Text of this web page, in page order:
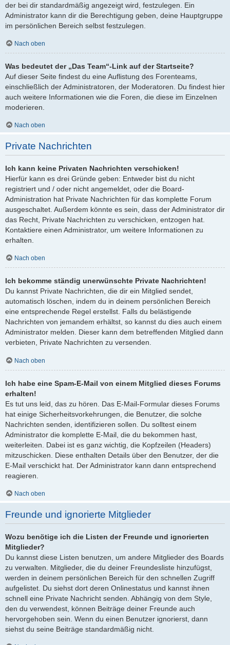
der bei dir standardmäßig angezeigt wird, festzulegen. Ein
Administrator kann dir die Berechtigung geben, deine Hauptgruppe
im persönlichen Bereich selbst festzulegen.
Nach oben
Was bedeutet der „Das Team“-Link auf der Startseite?
Auf dieser Seite findest du eine Auflistung des Forenteams,
einschließlich der Administratoren, der Moderatoren. Du findest hier
auch weitere Informationen wie die Foren, die diese im Einzelnen
moderieren.
Nach oben
Private Nachrichten
Ich kann keine Privaten Nachrichten verschicken!
Hierfür kann es drei Gründe geben: Entweder bist du nicht
registriert und / oder nicht angemeldet, oder die Board-
Administration hat Private Nachrichten für das komplette Forum
ausgeschaltet. Außerdem könnte es sein, dass der Administrator dir
das Recht, Private Nachrichten zu verschicken, entzogen hat.
Kontaktiere einen Administrator, um weitere Informationen zu
erhalten.
Nach oben
Ich bekomme ständig unerwünschte Private Nachrichten!
Du kannst Private Nachrichten, die dir ein Mitglied sendet,
automatisch löschen, indem du in deinem persönlichen Bereich
eine entsprechende Regel erstellst. Falls du belästigende
Nachrichten von jemandem erhältst, so kannst du dies auch einem
Administrator melden. Dieser kann dem betreffenden Mitglied dann
verbieten, Private Nachrichten zu versenden.
Nach oben
Ich habe eine Spam-E-Mail von einem Mitglied dieses Forums
erhalten!
Es tut uns leid, das zu hören. Das E-Mail-Formular dieses Forums
hat einige Sicherheitsvorkehrungen, die Benutzer, die solche
Nachrichten senden, identifizieren sollen. Du solltest einem
Administrator die komplette E-Mail, die du bekommen hast,
weiterleiten. Dabei ist es ganz wichtig, die Kopfzeilen (Headers)
mitzuschicken. Diese enthalten Details über den Benutzer, der die
E-Mail verschickt hat. Der Administrator kann dann entsprechend
reagieren.
Nach oben
Freunde und ignorierte Mitglieder
Wozu benötige ich die Listen der Freunde und ignorierten
Mitglieder?
Du kannst diese Listen benutzen, um andere Mitglieder des Boards
zu verwalten. Mitglieder, die du deiner Freundesliste hinzufügst,
werden in deinem persönlichen Bereich für den schnellen Zugriff
aufgelistet. Du siehst dort deren Onlinestatus und kannst ihnen
schnell eine Private Nachricht senden. Abhängig von dem Style,
den du verwendest, können Beiträge deiner Freunde auch
hervorgehoben sein. Wenn du einen Benutzer ignorierst, dann
siehst du seine Beiträge standardmäßig nicht.